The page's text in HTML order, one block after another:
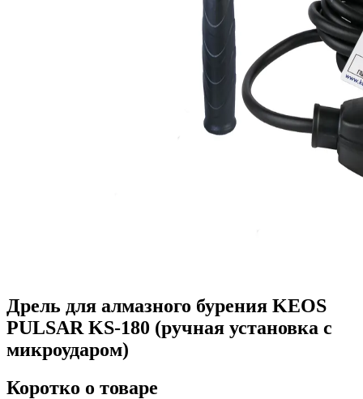
Дрель для алмазного бурения KEOS
PULSAR KS-180 (ручная установка с
микроударом)
Коротко о товаре